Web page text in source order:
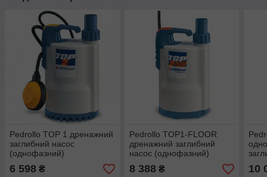
Pedrollo TOP 1 дренажний
заглибний насос
(однофазний)
6 598 ₴
Pedrollo TOP1-FLOOR
дренажний заглибний
насос (однофазний)
8 388₴ 10